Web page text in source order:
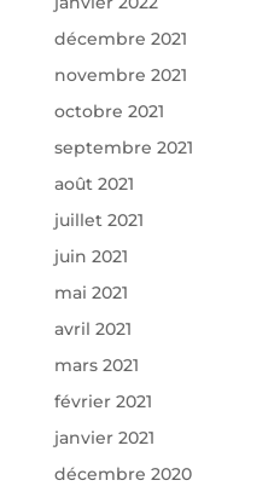
décembre 2021
novembre 2021
octobre 2021
septembre 2021
août 2021
juillet 2021
juin 2021
mai 2021
avril 2021
mars 2021
février 2021
janvier 2021
décembre 2020